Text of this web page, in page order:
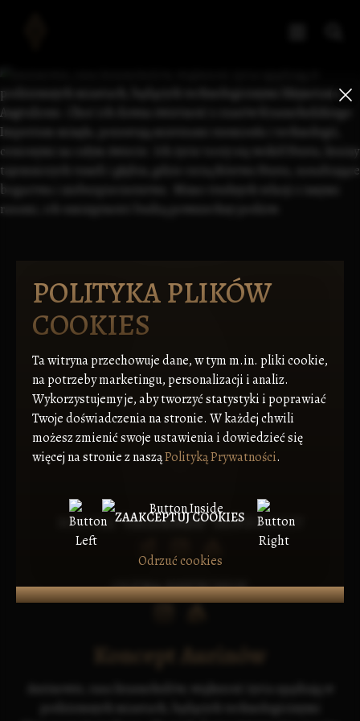
MIKOLA "HAIDAMAK" SAMBIRSKIY
OLENA SHEVCHUK
Koncept Aurinów
POLITYKA PLIKÓW
COOKIES
Ta witryna przechowuje dane, w tym m.in. pliki cookie,
na potrzeby marketingu, personalizacji i analiz.
Wykorzystujemy je, aby tworzyć statystyki i poprawiać
Twoje doświadczenia na stronie. W każdej chwili
możesz zmienić swoje ustawienia i dowiedzieć się
więcej na stronie z nasząPolityką Prywatności.
ZAAKCEPTUJ COOKIES
Odrzuć cookies